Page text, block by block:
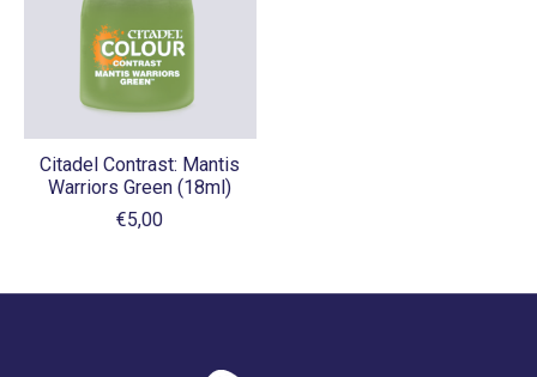
Citadel Contrast: Mantis
Warriors Green (18ml)
€5,00